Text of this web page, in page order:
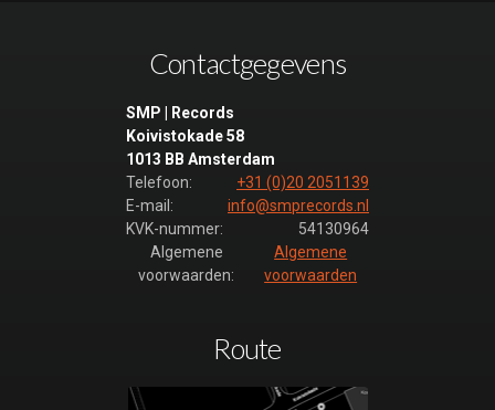
Contactgegevens
SMP | Records
Koivistokade 58
1013 BB Amsterdam
Telefoon:
+31 (0)20 2051139
E-mail:
info@smprecords.nl
KVK-nummer:
54130964
Algemene
voorwaarden:
Algemene
voorwaarden
Route